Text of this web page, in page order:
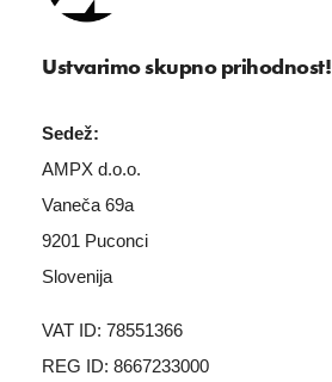
Ustvarimo skupno prihodnost!
Sedež:
AMPX d.o.o.
Vaneča 69a
9201 Puconci
Slovenija
VAT ID: 78551366
REG ID: 8667233000